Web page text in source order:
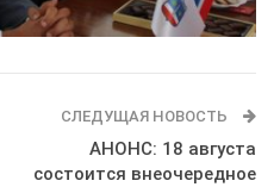
СЛЕДУЩАЯ НОВОСТЬ
АНОНС: 18 августа
состоится внеочередное